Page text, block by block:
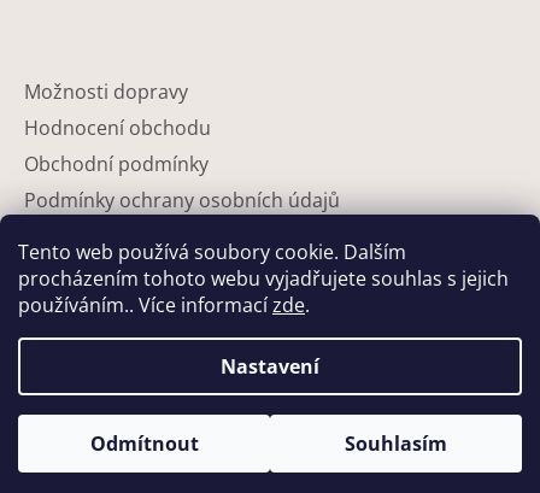
Tento web používá soubory cookie. Dalším
procházením tohoto webu vyjadřujete souhlas s jejich
používáním.. Více informacízde.
Nastavení
Odmítnout Souhlasím
Možnosti dopravy
Hodnocení obchodu
Obchodní podmínky
Podmínky ochrany osobních údajů
Partneři
Kontakty
Copyright 2026Eshop-květináče. Všechna práva vyhrazena.